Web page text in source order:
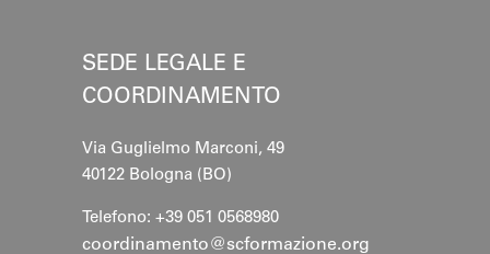
SEDE LEGALE E
COORDINAMENTO
Via Guglielmo Marconi, 49
40122 Bologna (BO)
Telefono: +39 051 0568980
coordinamento@scformazione.org